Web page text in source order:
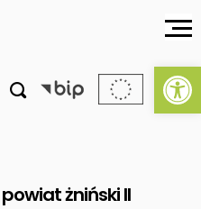

żniński II